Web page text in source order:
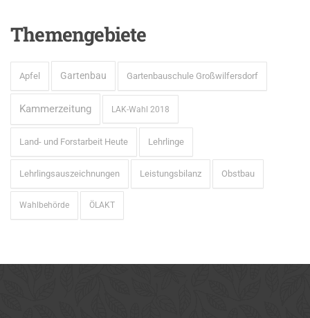
Themengebiete
Apfel Gartenbau Gartenbauschule Großwilfersdorf
Kammerzeitung LAK-Wahl 2018
Land- und Forstarbeit Heute Lehrlinge
Lehrlingsauszeichnungen Leistungsbilanz Obstbau
Wahlbehörde ÖLAKT